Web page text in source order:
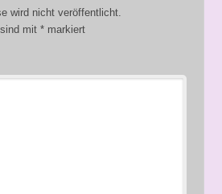
wird nicht veröffentlicht.
sind mit* markiert